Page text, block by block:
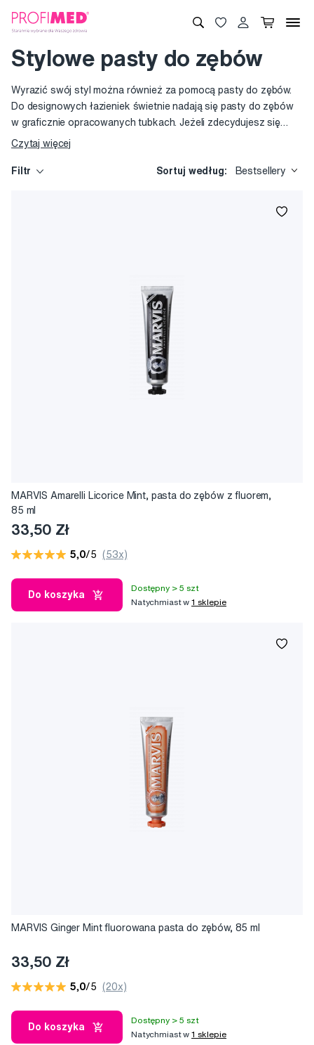
Stylowe pasty do zębów
Wyrazić swój styl można również za pomocą pasty do zębów.
Do designowych łazieniek świetnie nadają się pasty do zębów
w graficznie opracowanych tubkach. Jeżeli zdecydujesz się
wybrać ikoniczną markę Marvis lub choćby 100 % naturalną
Marvis oferujemy w 7 smakach, od czasu do czasu firma
Czytaj więcej
Filtr Sortuj według: Bestsellery
MARVIS Amarelli Licorice Mint, pasta do zębów z fluorem,
85 ml
33,50 Zł
5,0/5 (53x)
Do koszyka
Dostępny > 5 szt
Natychmiast w1 sklepie
MARVIS Ginger Mint fluorowana pasta do zębów, 85 ml
33,50 Zł
5,0/5 (20x)
Do koszyka
Dostępny > 5 szt
Natychmiast w1 sklepie